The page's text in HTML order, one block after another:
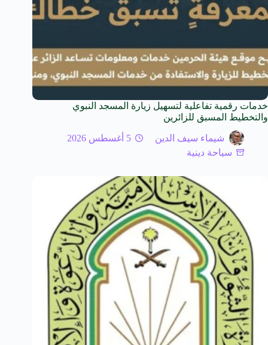
خدمات رقمية تفاعلية لتسهيل زيارة المسجد النبوي
والتخطيط المسبق للزائرين
شيماء سيف الدين
5 أغسطس 2026
سياحة دينية